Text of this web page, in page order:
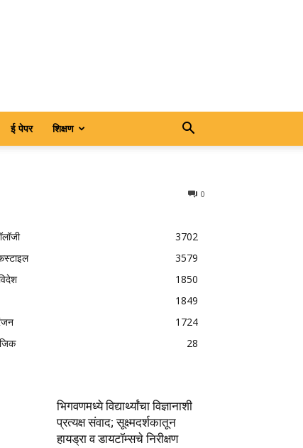
ई पेपर शिक्षण
0
3702
3579
1850
1849
1724
28
भिगवणमध्ये विद्यार्थ्यांचा विज्ञानाशी
प्रत्यक्ष संवाद; सूक्ष्मदर्शकातून
हायड्रा व डायटॉम्सचे निरीक्षण